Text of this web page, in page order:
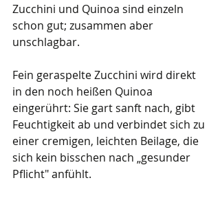
Zucchini und Quinoa sind einzeln
schon gut; zusammen aber
unschlagbar.
Fein geraspelte Zucchini wird direkt
in den noch heißen Quinoa
eingerührt: Sie gart sanft nach, gibt
Feuchtigkeit ab und verbindet sich zu
einer cremigen, leichten Beilage, die
sich kein bisschen nach „gesunder
Pflicht" anfühlt.